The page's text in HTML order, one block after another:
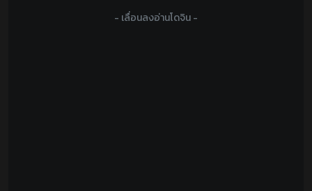
- เลื่อนลงอ่านโดจิน -